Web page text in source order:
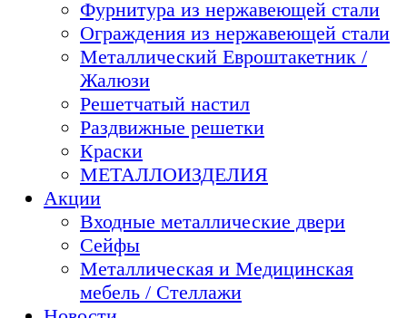
Фурнитура из нержавеющей стали
Ограждения из нержавеющей стали
Металлический Евроштакетник /
Жалюзи
Решетчатый настил
Раздвижные решетки
Краски
МЕТАЛЛОИЗДЕЛИЯ
Акции
Входные металлические двери
Сейфы
Металлическая и Медицинская
мебель / Стеллажи